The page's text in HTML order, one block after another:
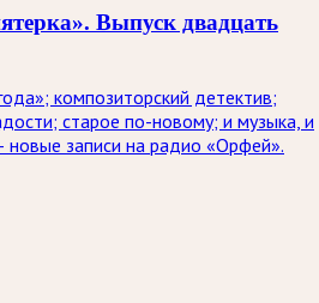
Выпуск двадцать
композиторский детектив;
старое по-новому; и музыка, и
новые записи на радио «Орфей».